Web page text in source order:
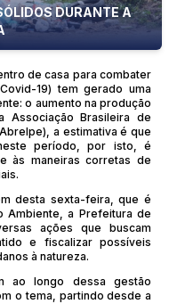
DURANTE A
de casa para combater
19) tem gerado uma
o aumento na produção
Brasileira de
a estimativa é que
período, por isto, é
às maneiras corretas de
desta sexta-feira, que é
Ambiente, a Prefeitura de
ações que buscam
e fiscalizar possíveis
à natureza.
ao longo dessa gestão
o tema, partindo desde a